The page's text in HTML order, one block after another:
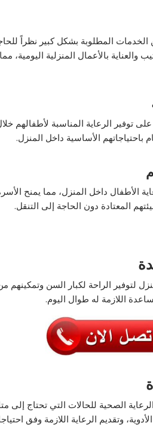
المطلوبة بشكل كبير نظراً للحاجة
والعناية بالأعمال المنزلية
توفير الرعاية المناسبة لأطفالهم
باحتياجاتهم الأساسية داخل المنزل.
داخل المنزل، مما يمنح
المعتادة دون الحاجة إلى التنقل.
الراحة لكبار السن وتمكينهم
اللازمة له طوال اليوم.
الصحية للحالات التي تحتاج إلى
وتقديم الرعاية اللازمة وفق